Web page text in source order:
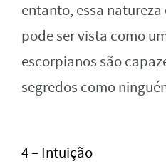
entanto, essa
pode ser vista como
escorpianos são
segredos como
4 – Intuição